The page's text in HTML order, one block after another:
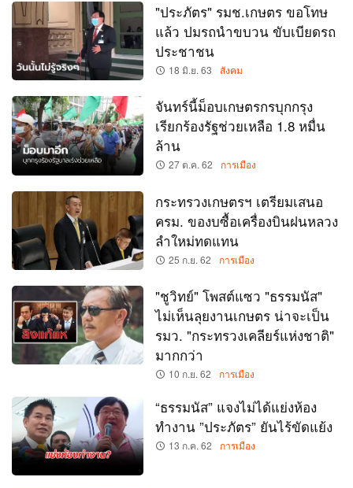
"ประภัตร" รมช.เกษตร ขอโทษ
แล้ว ปมรถนำขบวน ขับเบียดรถ
ประชาชน
18 มิ.ย. 63 สังคม
จันทร์นี้ม็อบเกษตรกรบุกกรุง
เรียกร้องรัฐช่วยเหลือ 1.8 หมื่น
ล้าน
27 ต.ค. 62 การเมือง
กระทรวงเกษตรฯ เตรียมเสนอ
ครม. ของบซื้อเครื่องบินฝนหลวง
ลำใหม่ทดแทน
25 ก.ย. 62 การเมือง
"ชูวิทย์" โพสต์แซว "ธรรมนัส"
ไม่เห็นลุยงานเกษตร น่าจะเป็น
รมว. "กระทรวงเคลียร์แห่งชาติ"
มากกว่า
10 ก.ย. 62 การเมือง
“ธรรมนัส” แจงไม่ได้แย่งห้อง
ทำงาน ”ประภัตร” ยันไร้ขัดแย้ง
13 ก.ค. 62 การเมือง